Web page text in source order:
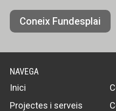
Coneix Fundesplai
NAVEGA
Inici
Projectes i serveis
Proposta educativa
Butlletins
Diari de la Fundació
Proposta educativa
Butlletins
Diari de la Fundació